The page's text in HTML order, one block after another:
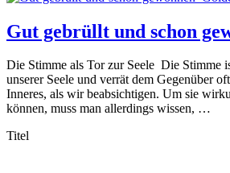
Gut gebrüllt und schon
Die Stimme als Tor zur Seele Die Stimme
unserer Seele und verrät dem Gegenüber
Inneres, als wir beabsichtigen. Um sie
können, muss man allerdings wissen, …
Titel